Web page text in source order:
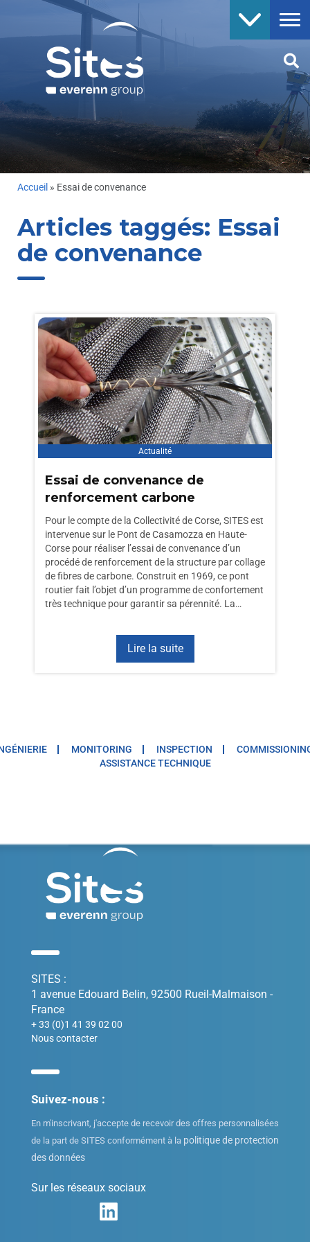
Accueil » Essai de convenance
Articles taggés: Essai
de convenance
Actualité
Essai de convenance de
renforcement carbone
Pour le compte de la Collectivité de Corse, SITES est
intervenue sur le Pont de Casamozza en Haute-
Corse pour réaliser l’essai de convenance d’un
procédé de renforcement de la structure par collage
de fibres de carbone. Construit en 1969, ce pont
routier fait l’objet d’un programme de confortement
très technique pour garantir sa pérennité. La…
Lire la suite
MONITORING INSPECTION
ASSISTANCE TECHNIQUE
SITES :
1 avenue Edouard Belin, 92500 Rueil-Malmaison -
France
+ 33 (0)1 41 39 02 00
Nous contacter
Suivez-nous :
En m'inscrivant, j'accepte de recevoir des offres personnalisées
de la part de SITES conformément à la politique de protection
des données
Sur les réseaux sociaux